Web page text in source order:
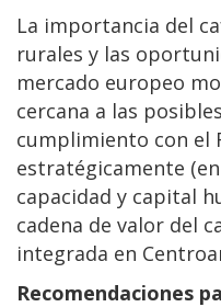
La importancia del
rurales y las
mercado europeo
cercana a las
cumplimiento con el
estratégicamente
capacidad y capital
cadena de valor del
integrada en
Recomendaciones